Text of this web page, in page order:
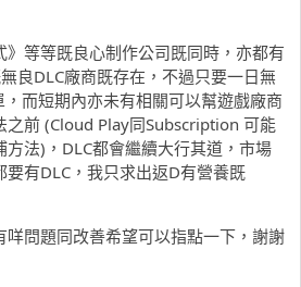
等等既良心制作公司既同時，亦都有
良DLC廠商既存在，不過只要一日無
而短期內亦未有相關可以幫遊戲廠商
之前 (Cloud Play同Subscription 可能
法)，DLC都會繼續大行其道，市場
有DLC，我只求出返D有營養既
咩問題同改善希望可以指點一下，謝謝